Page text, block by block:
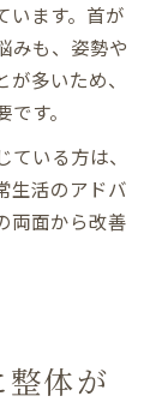
います。首が
みも、姿勢や
多いため、
す。
いる方は、
生活のアドバ
両面から改善
整体が